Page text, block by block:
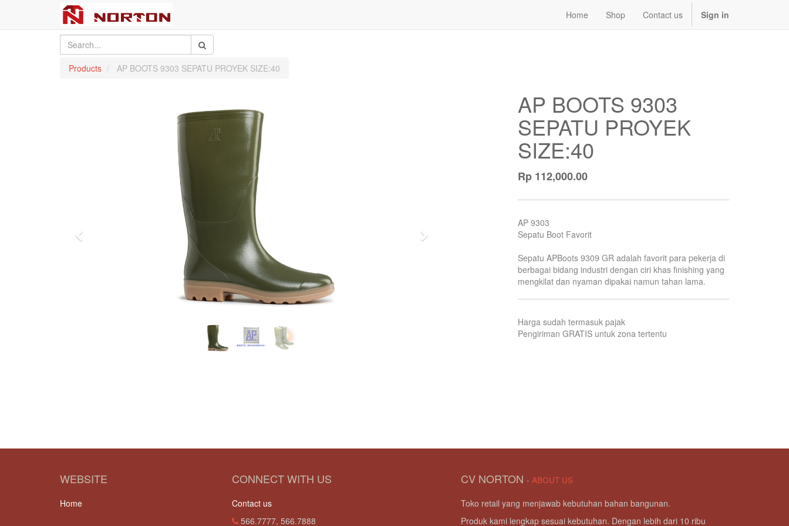
Home Shop Contact us Sign in
Products AP BOOTS 9303 SEPATU PROYEK SIZE:40
Next
AP BOOTS 9303
SEPATU PROYEK
SIZE:40
Rp 112,000.00
AP 9303
Sepatu Boot Favorit
Sepatu APBoots 9309 GR adalah favorit para pekerja di
berbagai bidang industri dengan ciri khas finishing yang
mengkilat dan nyaman dipakai namun tahan lama.
Harga sudah termasuk pajak
Pengiriman GRATIS untuk zona tertentu
WEBSITE
Home
CONNECT WITH US
Contact us
566.7777, 566.7888
CV NORTON - ABOUT US
Toko retail yang menjawab kebutuhan bahan bangunan.
Produk kami lengkap sesuai kebutuhan. Dengan lebih dari 10 ribu